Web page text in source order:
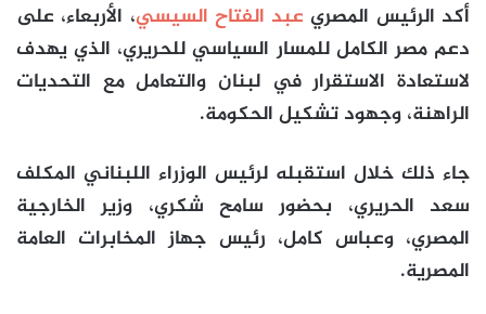
أكد الرئيس المصري عبد الفتاح السيسي، الأربعاء، على
دعم مصر الكامل للمسار السياسي للحريري، الذي يهدف
لاستعادة الاستقرار في لبنان والتعامل مع التحديات
الراهنة، وجهود تشكيل الحكومة.
جاء ذلك خلال استقبله لرئيس الوزراء اللبناني المكلف
سعد الحريري، بحضور سامح شكري، وزير الخارجية
المصري، وعباس كامل، رئيس جهاز المخابرات العامة
المصرية.